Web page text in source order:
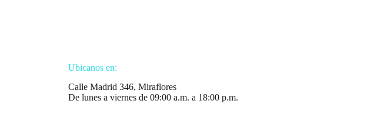
Ubicanos en:
Calle Madrid 346, Miraflores
De lunes a viernes de 09:00 a.m. a 18:00 p.m.